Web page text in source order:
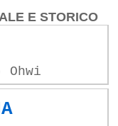
E STORICO